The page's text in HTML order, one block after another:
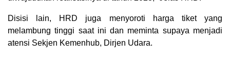
Disisi lain, HRD juga menyoroti harga tiket yang
melambung tinggi saat ini dan meminta supaya menjadi
atensi Sekjen Kemenhub, Dirjen Udara.